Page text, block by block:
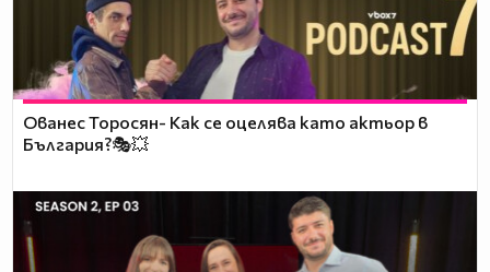
Ованес Торосян- Как се оцелява като актьор в
България?🎭💥